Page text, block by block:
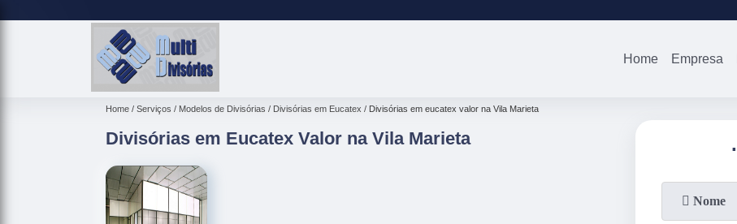
Home Empresa
Home Serviços Modelos de Divisórias Divisórias em Eucatex Divisórias em eucatex valor na Vila Marieta
Divisórias em Eucatex Valor na Vila Marieta .